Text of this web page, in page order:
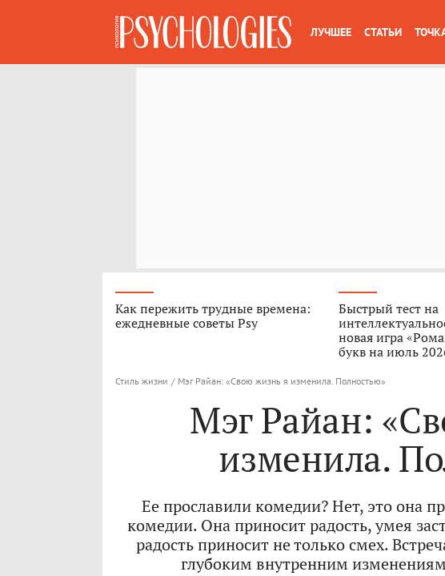
ЛУЧШЕЕ СТАТЬИ
Как пережить трудные времена:
ежедневные советы Psy
Быстрый тест на
новая игра
букв на июль
Стиль жизни / Мэг Райан: «Свою жизнь я изменила. Полностью»
Мэг Райан:
изменила.
Ее прославили комедии? Нет, это она
комедии. Она приносит радость, умея
радость приносит не только смех.
глубоким внутренним